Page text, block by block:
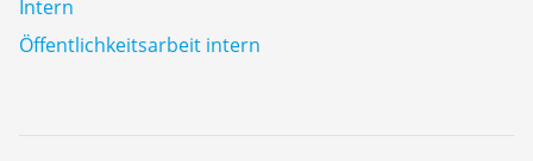
Intern
Öffentlichkeitsarbeit intern